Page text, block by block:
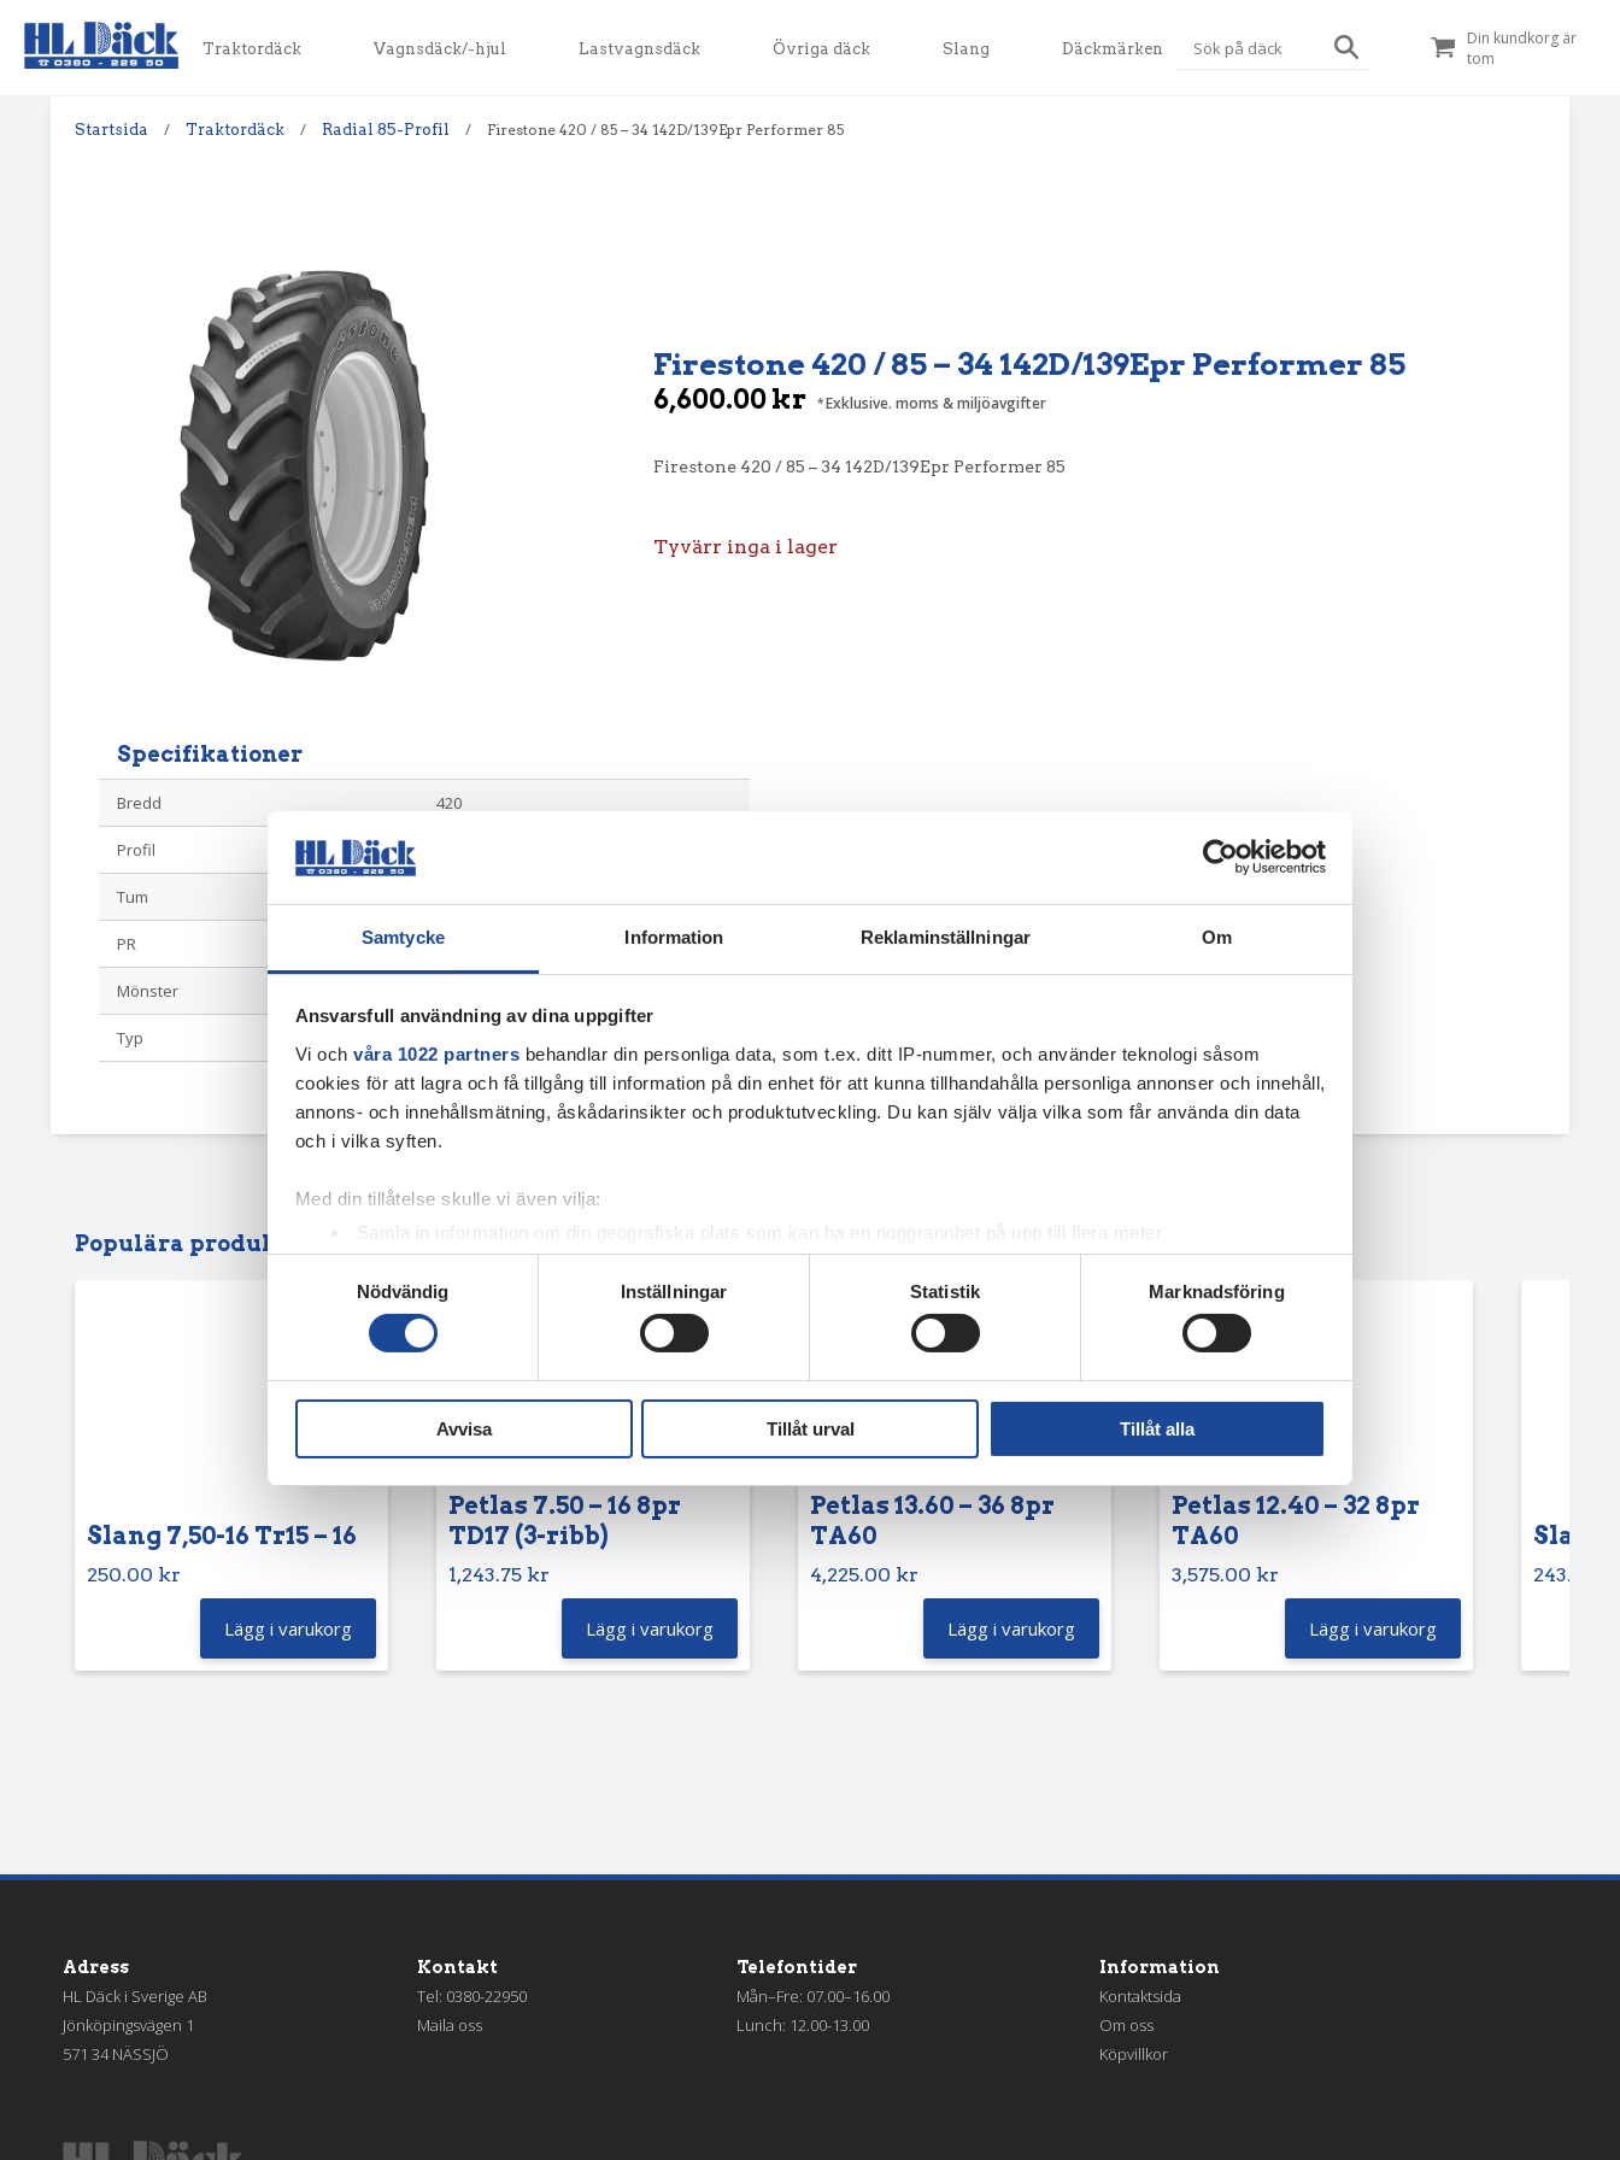
Samtycke Information Reklaminställningar Om
Ansvarsfull användning av dina uppgifter
Vi och våra 1022 partners behandlar din personliga data, som t.ex. ditt IP-nummer, och använder teknologi såsom
cookies för att lagra och få tillgång till information på din enhet för att kunna tillhandahålla personliga annonser och innehåll,
annons- och innehållsmätning, åskådarinsikter och produktutveckling. Du kan själv välja vilka som får använda din data
och i vilka syften.
Med din tillåtelse skulle vi även vilja:
Samla in information om din geografiska plats som kan ha en noggrannhet på upp till flera meter
Identifiera din enhet genom att aktivt skanna den för specifika kännetecken (fingeravtryck)
Ta reda på mer om hur dina personliga uppgifter behandlas och ställ in dina preferenser i
detaljsektionen. Du kan ändra
eller dra tillbaka ditt samtycke när som helst från cookie-förklaringen.
Vi använder enhetsidentifierare för att anpassa innehållet och annonserna till användarna, tillhandahålla funktioner för
sociala medier och analysera vår trafik. Vi vidarebefordrar även sådana identifierare och annan information från din enhet
till de sociala medier och annons- och analysföretag som vi samarbetar med. Dessa kan i sin tur kombinera informationen
Nödvändig
Inställningar Statistik Marknadsföring
Avvisa Tillåt urval Tillåt alla
Traktordäck Vagnsdäck/-hjul Lastvagnsdäck Övriga däck Slang Däckmärken
Din kundkorg är
tom
Startsida / Traktordäck / Radial 85-Profil / Firestone 420 / 85 – 34 142D/139Epr Performer 85
Firestone 420 / 85 – 34 142D/139Epr Performer 85
6,600.00kr Exklusive. moms & miljöavgifter
Firestone 420 / 85 – 34 142D/139Epr Performer 85
Tyvärr inga i lager
Specifikationer
Bredd 420
Profil
Tum
PR 142D/139E
Mönster
Typ
Populära produkter
Slang 7,50-16 Tr15 – 16
250.00 kr
Lägg i varukorg
Petlas 7.50 – 16 8pr
TD17 (3-ribb)
1,243.75 kr
Lägg i varukorg
Petlas 13.60 – 36 8pr
TA60
4,225.00 kr
Lägg i varukorg
Petlas 12.40 – 32 8pr
TA60
3,575.00 kr
Lägg i varukorg
Slang
243.75
Adress
HL Däck i Sverige AB
Jönköpingsvägen 1
571 34 NÄSSJÖ
Kontakt
Tel: 0380-22950
Maila oss
Telefontider
Mån–Fre: 07.00–16.00
Lunch: 12.00-13.00
Information
Kontaktsida
Om oss
Köpvillkor